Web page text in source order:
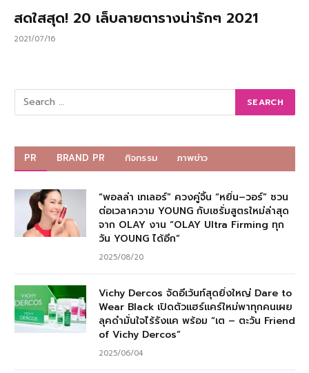
สดใสสุด! 20 เล็บลายตารางน่ารักๆ 2021
2021/07/16
PR BRAND PR กิจกรรม ภาพข่าว
“พอลล่า เทเลอร์” ควงคู่จิ้น “หยิ่น–วอร์” ชวน
ต่อเวลาความ YOUNG กับเซรั่มสูตรใหม่ล่าสุด
จาก OLAY งาน “OLAY Ultra Firming ทุก
วัน YOUNG ได้อีก”
2025/08/20
Vichy Dercos จัดอีเว้นท์สุดยิ่งใหญ่ Dare to
Wear Black เปิดตัวแฮร์แคร์ใหม่พาทุกคนเผย
ลุคดำมั่นใจไร้รังแค พร้อม “เต – ตะวัน Friend
of Vichy Dercos”
2025/06/04